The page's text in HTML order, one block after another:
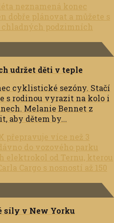
udržet děti v teple
cyklistické sezóny. Stačí
s rodinou vyrazit na kolo i
Melanie Bennet z
aby dětem by...
síly v New Yorku